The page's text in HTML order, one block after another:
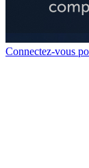
Connectez-vous